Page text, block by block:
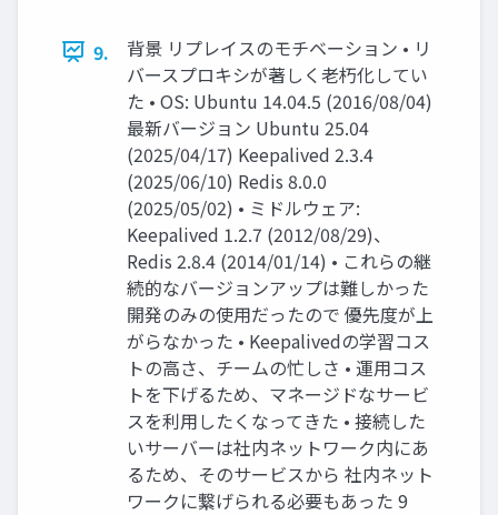
9.
背景 リプレイスのモチベーション • リ
バースプロキシが著しく老朽化してい
た • OS: Ubuntu 14.04.5 (2016/08/04)
最新バージョン Ubuntu 25.04
(2025/04/17) Keepalived 2.3.4
(2025/06/10) Redis 8.0.0
(2025/05/02) • ミドルウェア:
Keepalived 1.2.7 (2012/08/29)、
Redis 2.8.4 (2014/01/14) • これらの継
続的なバージョンアップは難しかった
開発のみの使用だったので 優先度が上
がらなかった • Keepalivedの学習コス
トの高さ、チームの忙しさ • 運用コス
トを下げるため、マネージドなサービ
スを利用したくなってきた • 接続した
いサーバーは社内ネットワーク内にあ
るため、そのサービスから 社内ネット
ワークに繋げられる必要もあった 9